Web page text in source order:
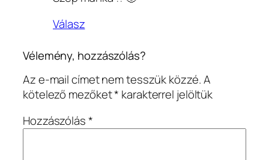
Válasz
Vélemény, hozzászólás?
Az e-mail címet nem tesszük közzé.A
kötelező mezőket* karakterrel jelöltük
Hozzászólás*